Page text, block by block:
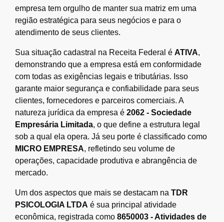
empresa tem orgulho de manter sua matriz em uma
região estratégica para seus negócios e para o
atendimento de seus clientes.
Sua situação cadastral na Receita Federal é ATIVA,
demonstrando que a empresa está em conformidade
com todas as exigências legais e tributárias. Isso
garante maior segurança e confiabilidade para seus
clientes, fornecedores e parceiros comerciais. A
natureza jurídica da empresa é 2062 - Sociedade
Empresária Limitada, o que define a estrutura legal
sob a qual ela opera. Já seu porte é classificado como
MICRO EMPRESA, refletindo seu volume de
operações, capacidade produtiva e abrangência de
mercado.
Um dos aspectos que mais se destacam na TDR
PSICOLOGIA LTDA é sua principal atividade
econômica, registrada como 8650003 - Atividades de